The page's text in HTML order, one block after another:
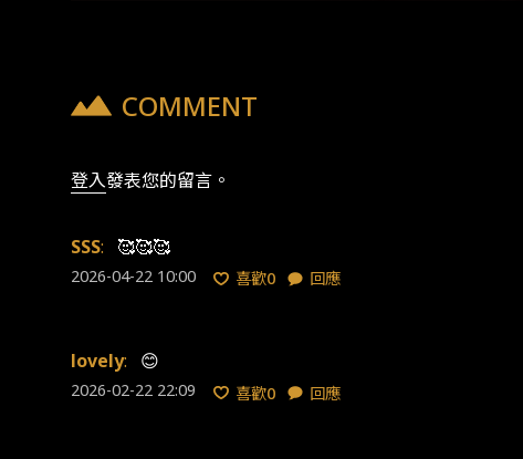
COMMENT
登入發表您的留言。
SSS: 🥰🥰🥰
2026-04-22 10:00 喜歡0 回應
lovely: 😊
2026-02-22 22:09 喜歡0 回應